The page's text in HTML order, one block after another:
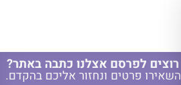
רוצים לפרסם אצלנו כתבה באתר?
השאירו פרטים ונחזור אליכם בהקדם.